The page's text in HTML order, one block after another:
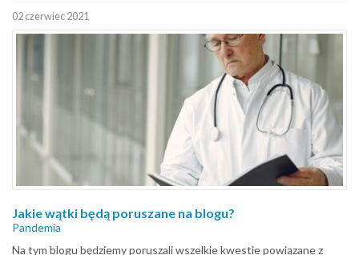
02 czerwiec 2021
Jakie wątki będą poruszane na blogu?
Pandemia
Na tym blogu będziemy poruszali wszelkie kwestie powiązane z